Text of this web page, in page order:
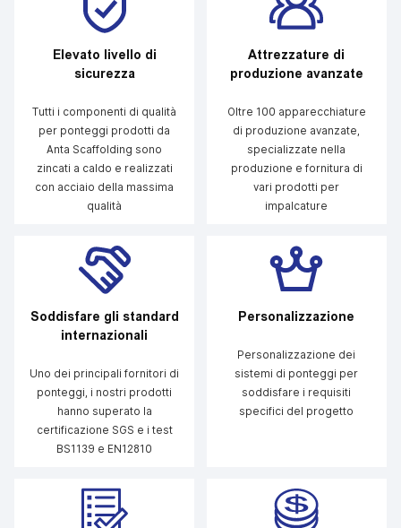
Elevato livello di
sicurezza
Tutti i componenti di qualità
per ponteggi prodotti da
Anta Scaffolding sono
zincati a caldo e realizzati
con acciaio della massima
qualità
Attrezzature di
produzione avanzate
Oltre 100 apparecchiature
di produzione avanzate,
specializzate nella
produzione e fornitura di
vari prodotti per
impalcature
Soddisfare gli standard
internazionali
Uno dei principali fornitori di
ponteggi, i nostri prodotti
hanno superato la
certificazione SGS e i test
BS1139 e EN12810
Personalizzazione
Personalizzazione dei
sistemi di ponteggi per
soddisfare i requisiti
specifici del progetto